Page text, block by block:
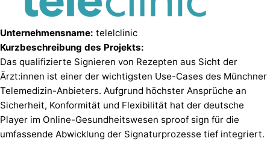
Unternehmensname: telelclinic
Kurzbeschreibung des Projekts:
Das qualifizierte Signieren von Rezepten aus Sicht der
Ärzt:innen ist einer der wichtigsten Use-Cases des Münchner
Telemedizin-Anbieters. Aufgrund höchster Ansprüche an
Sicherheit, Konformität und Flexibilität hat der deutsche
Player im Online-Gesundheitswesen sproof sign für die
umfassende Abwicklung der Signaturprozesse tief integriert.